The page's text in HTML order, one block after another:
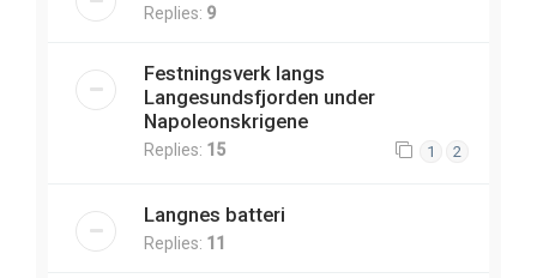
Replies: 9
Festningsverk langs
Langesundsfjorden under
Napoleonskrigene
Replies: 15 1 2
Langnes batteri
Replies: 11